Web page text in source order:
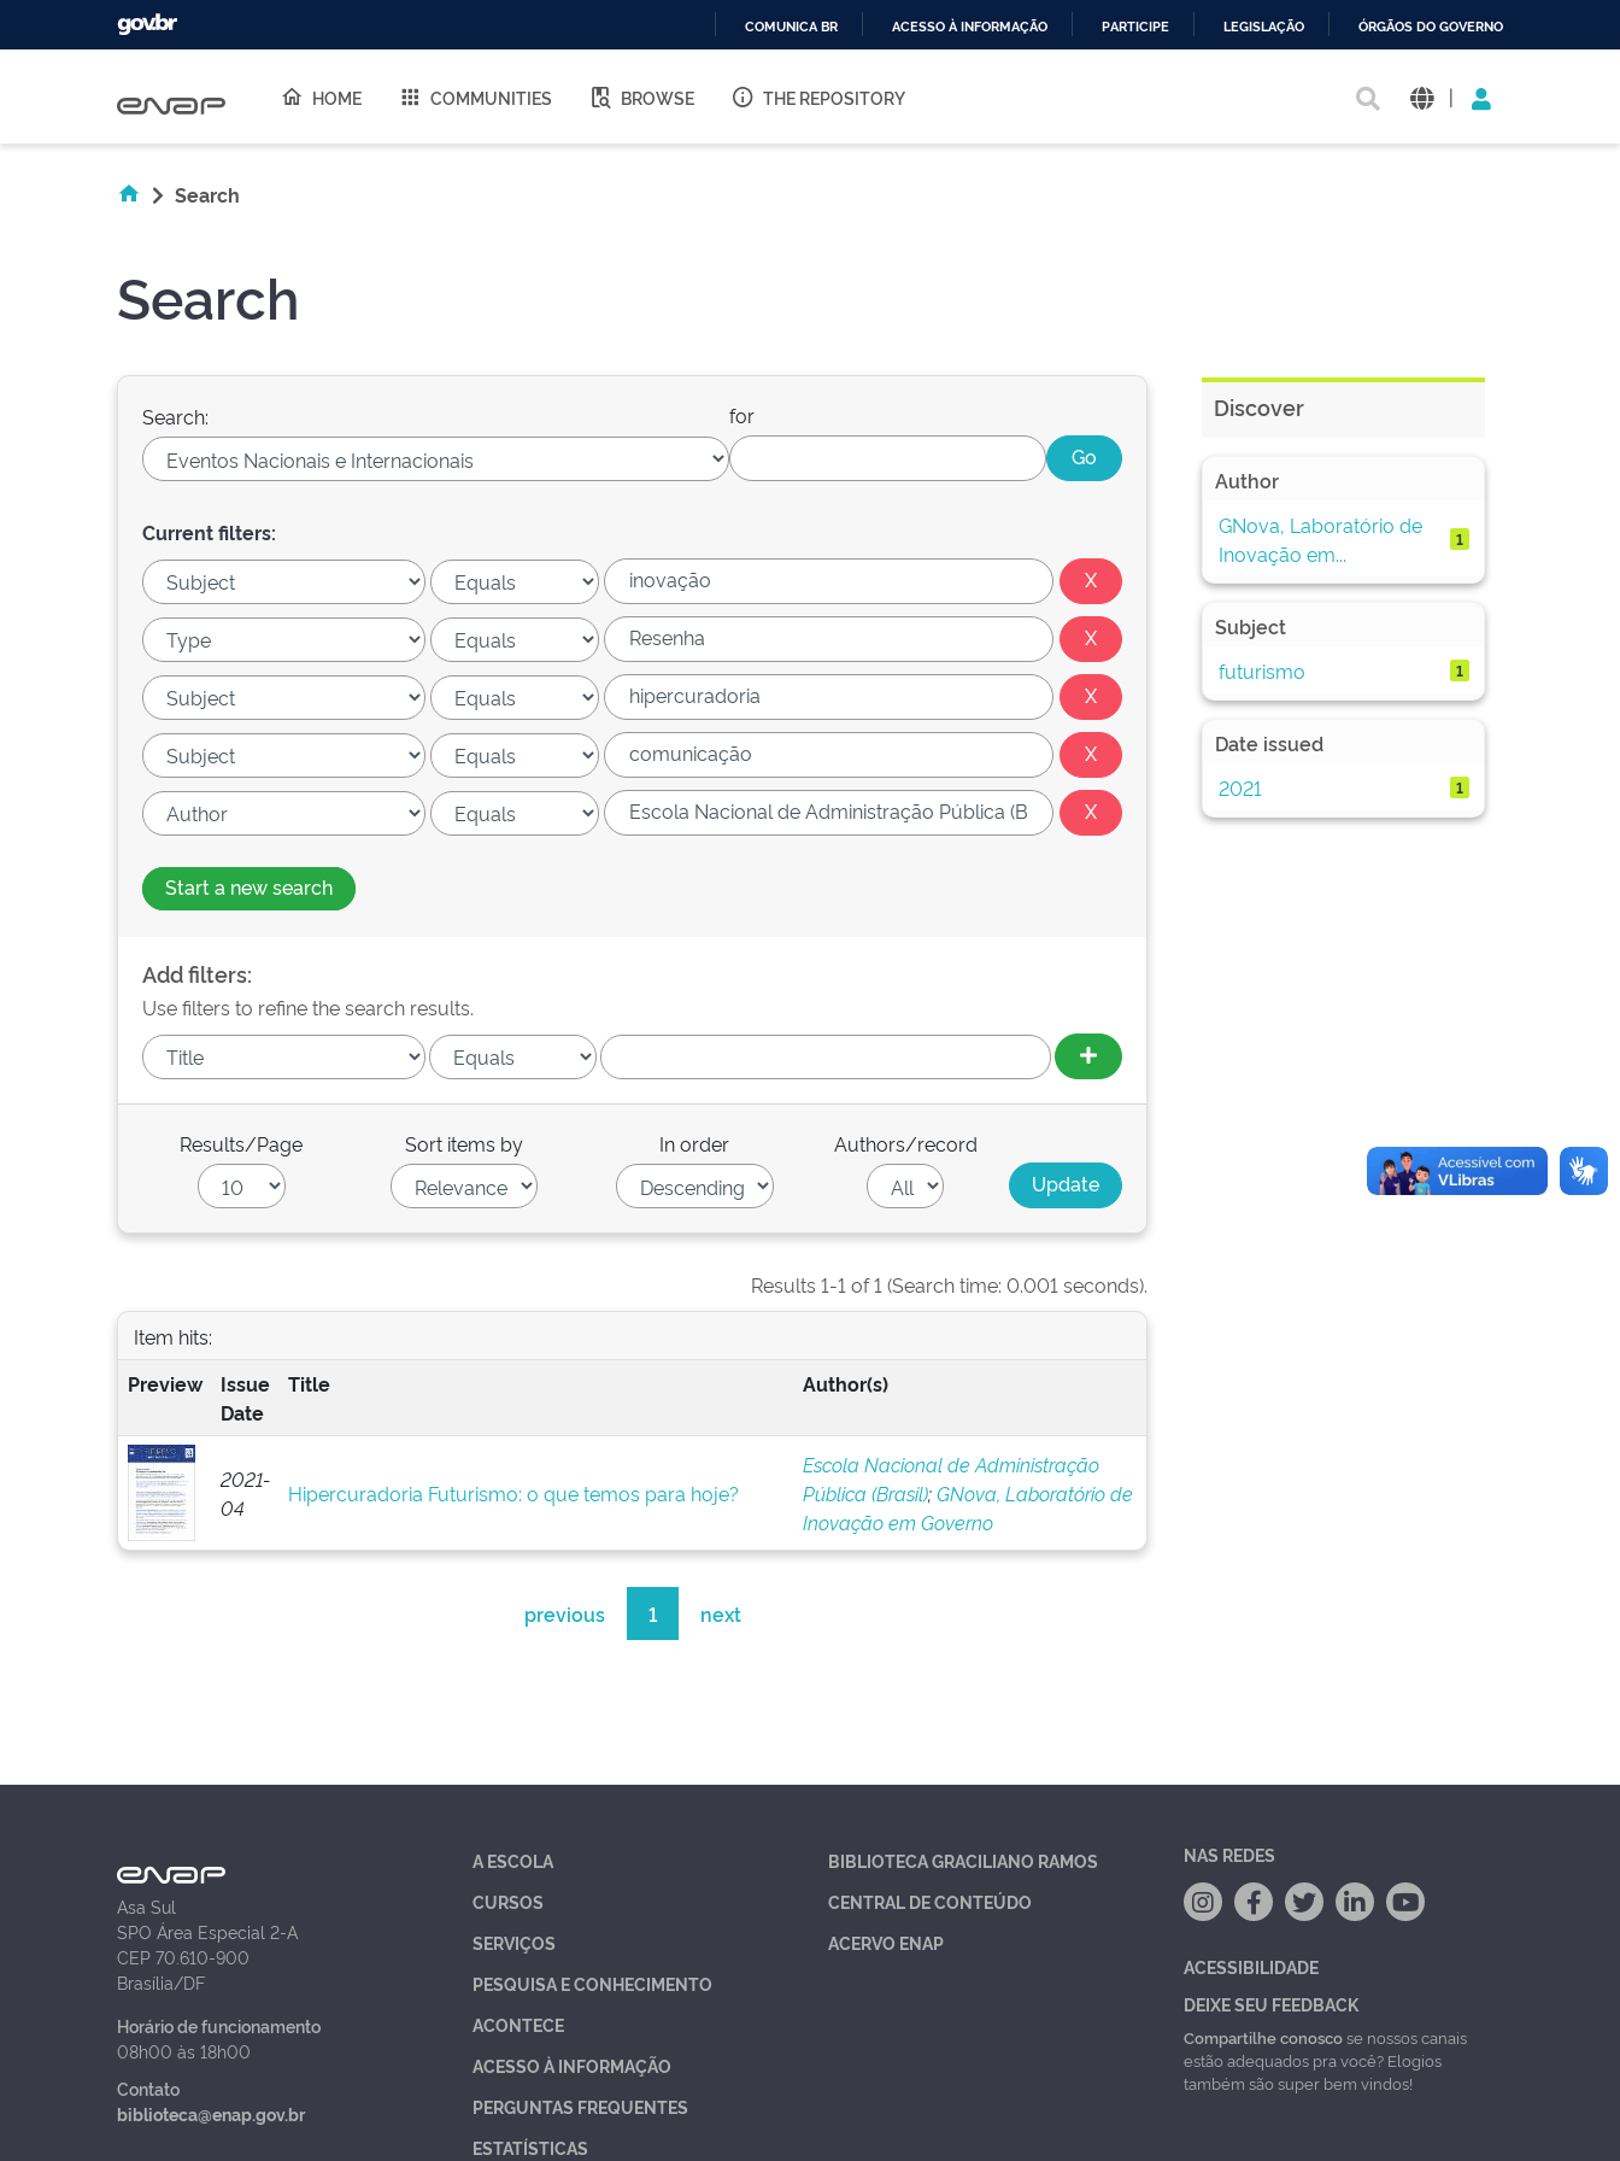
O
COMUNICA BR ACESSO À INFORMAÇÃO PARTICIPE LEGISLAÇÃO ÓRGÃOS DO GOVERNO
HOME COMMUNITIES BROWSE THE REPOSITORY |
Search
Search
Search: for
Current filters:
Start a new search
Add filters:
Use filters to refine the search results.
Results/Page Sort items by In order Authors/record
Results 1-1 of 1 (Search time: 0.001 seconds).
Item hits:
Preview
Issue
Date
Title Author(s)
2021-
04
Hipercuradoria Futurismo: o que temos para hoje?
Escola Nacional de Administração
Pública (Brasil);GNova, Laboratório de
Inovação em Governo
previous 1 next
Discover
Author
GNova, Laboratório de
Inovação em...
1
Subject
futurismo
1
Date issued
2021
1
Asa Sul
SPO Área Especial 2-A
CEP 70.610-900
Brasília/DF
Horário de funcionamento
08h00 às 18h00
Contato
biblioteca@enap.gov.br
A ESCOLA
CURSOS
SERVIÇOS
PESQUISA E CONHECIMENTO
ACONTECE
ACESSO À INFORMAÇÃO
PERGUNTAS FREQUENTES
ESTATÍSTICAS
BIBLIOTECA GRACILIANO RAMOS
CENTRAL DE CONTEÚDO
ACERVO ENAP
NAS REDES
ACESSIBILIDADE
DEIXE SEU FEEDBACK
Compartilhe conoscose nossos canais
estão adequados pra você? Elogios
também são super bem vindos!